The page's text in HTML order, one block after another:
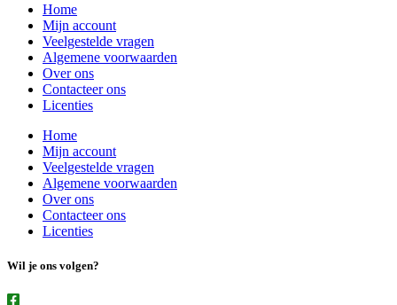
Home
Mijn account
Veelgestelde vragen
Algemene voorwaarden
Over ons
Contacteer ons
Licenties
Home
Mijn account
Veelgestelde vragen
Algemene voorwaarden
Over ons
Contacteer ons
Licenties
Wil je ons volgen?